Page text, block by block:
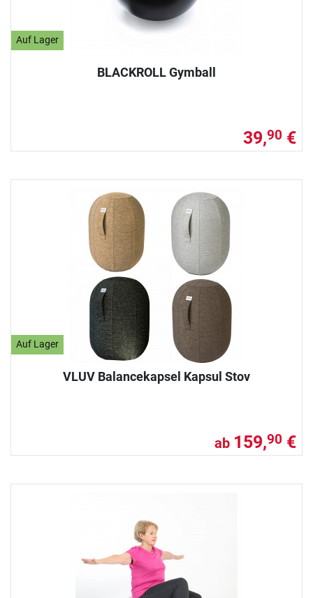
Auf Lager
BLACKROLL Gymball
39,90 €
Auf Lager
VLUV Balancekapsel Kapsul Stov
ab 159,90 €